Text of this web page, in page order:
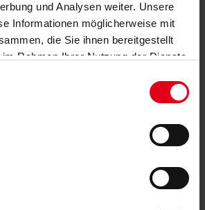
und Analysen weiter. Unsere
Informationen möglicherweise mit
die Sie ihnen bereitgestellt
Rahmen Ihrer Nutzung der Dienste